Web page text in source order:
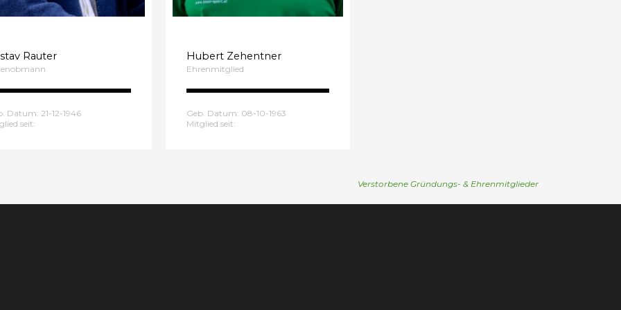
Rauter
Datum: 21-12-1946
seit:
Hubert Zehentner
Ehrenmitglied
Geb. Datum: 08-10-1963
Mitglied seit:
Verstorbene Gründungs- & Ehrenmitglieder